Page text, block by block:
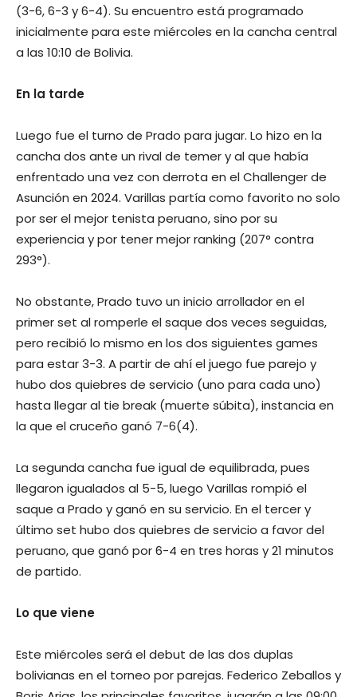
(3-6, 6-3 y 6-4). Su encuentro está programado
inicialmente para este miércoles en la cancha central
a las 10:10 de Bolivia.
En la tarde
Luego fue el turno de Prado para jugar. Lo hizo en la
cancha dos ante un rival de temer y al que había
enfrentado una vez con derrota en el Challenger de
Asunción en 2024. Varillas partía como favorito no solo
por ser el mejor tenista peruano, sino por su
experiencia y por tener mejor ranking (207° contra
293°).
No obstante, Prado tuvo un inicio arrollador en el
primer set al romperle el saque dos veces seguidas,
pero recibió lo mismo en los dos siguientes games
para estar 3-3. A partir de ahí el juego fue parejo y
hubo dos quiebres de servicio (uno para cada uno)
hasta llegar al tie break (muerte súbita), instancia en
la que el cruceño ganó 7-6(4).
La segunda cancha fue igual de equilibrada, pues
llegaron igualados al 5-5, luego Varillas rompió el
saque a Prado y ganó en su servicio. En el tercer y
último set hubo dos quiebres de servicio a favor del
peruano, que ganó por 6-4 en tres horas y 21 minutos
de partido.
Lo que viene
Este miércoles será el debut de las dos duplas
bolivianas en el torneo por parejas. Federico Zeballos y